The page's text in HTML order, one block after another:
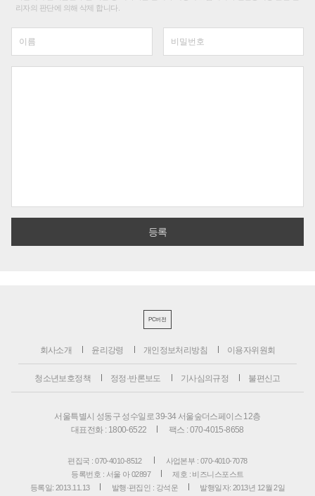
리자의 판단에 의해 삭제 합니다.
PC버전
회사소개 윤리강령 개인정보처리방침 이용자위원회
청소년보호정책 정정·반론보도 기사심의규정 불편신고
서울특별시 성동구 성수일로 39-34 서울숲더스페이스 12층
대표전화 : 1800-6522
팩스 : 070-4015-8658
편집국 : 070-4010-8512
사업본부 : 070-4010-7078
등록번호 : 서울 아 02897
제호 : 비즈니스포스트
등록일: 2013.11.13
발행·편집인 : 강석운 발행일자: 2013년 12월 2일